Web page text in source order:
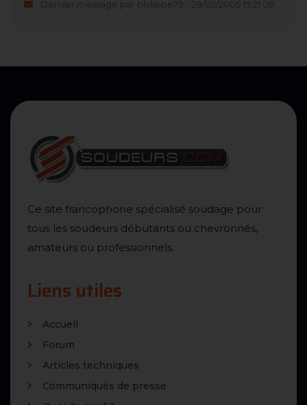
Dernier message par philippe79 - 28/02/2005 19:21:08
Ce site francophone spécialisé soudage pour
tous les soudeurs débutants ou chevronnés,
amateurs ou professionnels.
Liens utiles
Accueil
Forum
Articles techniques
Communiqués de presse